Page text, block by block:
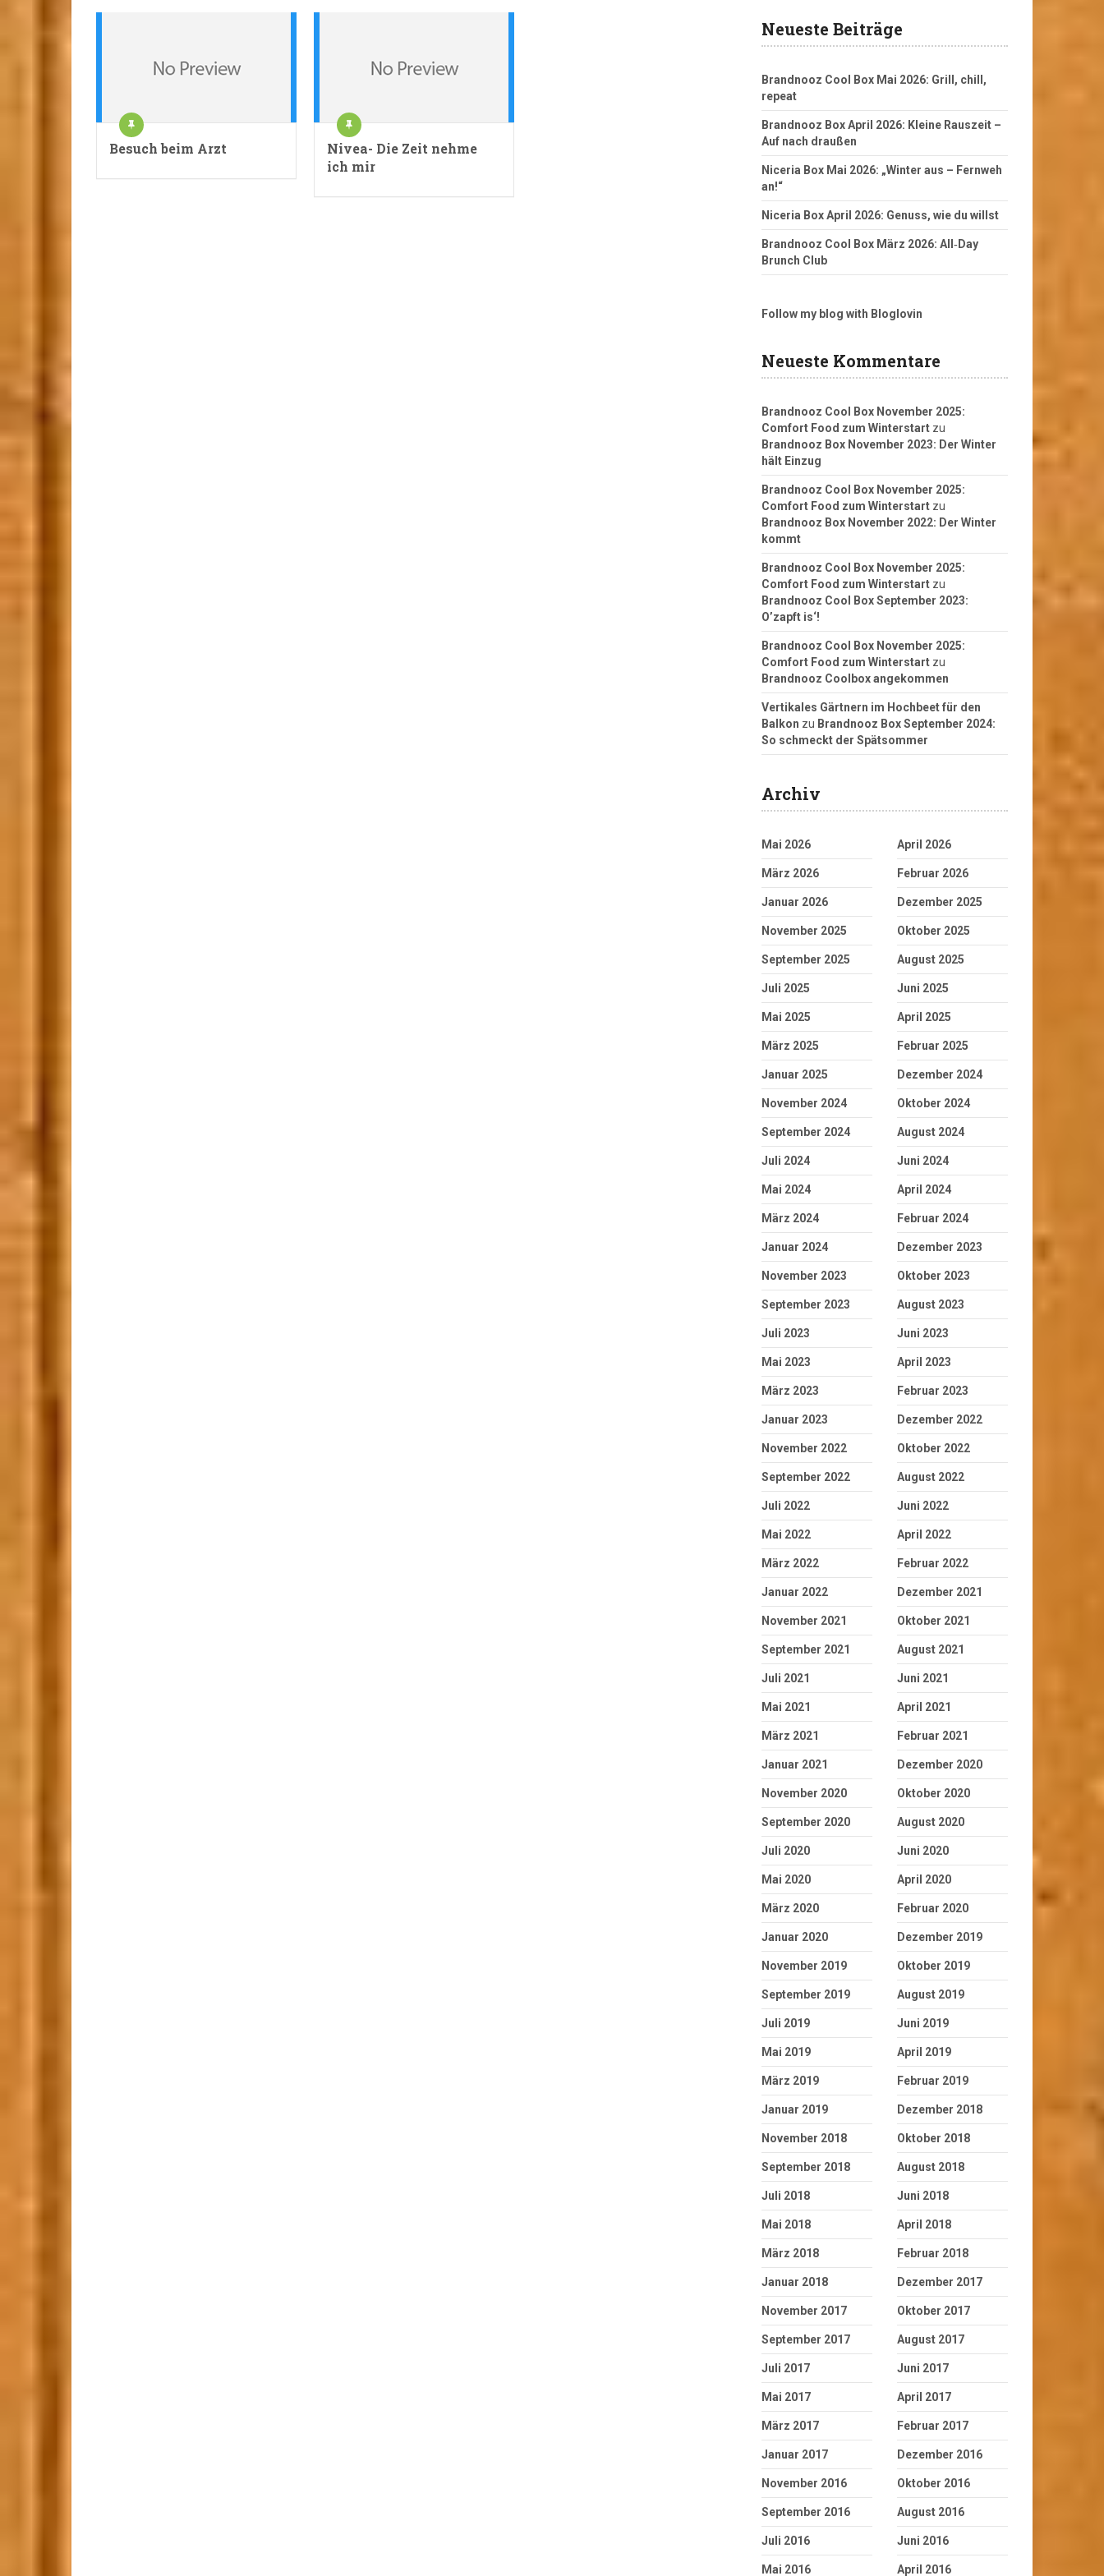
Besuch beim Arzt
Nivea- Die Zeit nehme
ich mir
Neueste Beiträge
Brandnooz Cool Box Mai 2026: Grill, chill,
repeat
Brandnooz Box April 2026: Kleine Rauszeit –
Auf nach draußen
Niceria Box Mai 2026: „Winter aus – Fernweh
an!“
Niceria Box April 2026: Genuss, wie du willst
Brandnooz Cool Box März 2026: All‑Day
Brunch Club
Follow my blog with Bloglovin
Neueste Kommentare
Brandnooz Cool Box November 2025:
Comfort Food zum Winterstart zu
Brandnooz Box November 2023: Der Winter
hält Einzug
Brandnooz Cool Box November 2025:
Comfort Food zum Winterstart zu
Brandnooz Box November 2022: Der Winter
kommt
Brandnooz Cool Box November 2025:
Comfort Food zum Winterstart zu
Brandnooz Cool Box September 2023:
O’zapft is‘!
Brandnooz Cool Box November 2025:
Comfort Food zum Winterstart zu
Brandnooz Coolbox angekommen
Vertikales Gärtnern im Hochbeet für den
Balkon zu Brandnooz Box September 2024:
So schmeckt der Spätsommer
Archiv
Mai 2026 April 2026
März 2026 Februar 2026
Januar 2026 Dezember 2025
November 2025 Oktober 2025
September 2025 August 2025
Juli 2025 Juni 2025
Mai 2025 April 2025
März 2025 Februar 2025
Januar 2025 Dezember 2024
November 2024 Oktober 2024
September 2024 August 2024
Juli 2024 Juni 2024
Mai 2024 April 2024
März 2024 Februar 2024
Januar 2024 Dezember 2023
November 2023 Oktober 2023
September 2023 August 2023
Juli 2023 Juni 2023
Mai 2023 April 2023
März 2023 Februar 2023
Januar 2023 Dezember 2022
November 2022 Oktober 2022
September 2022 August 2022
Juli 2022 Juni 2022
Mai 2022 April 2022
März 2022 Februar 2022
Januar 2022 Dezember 2021
November 2021 Oktober 2021
September 2021 August 2021
Juli 2021 Juni 2021
Mai 2021 April 2021
März 2021 Februar 2021
Januar 2021 Dezember 2020
November 2020 Oktober 2020
September 2020 August 2020
Juli 2020 Juni 2020
Mai 2020 April 2020
März 2020 Februar 2020
Januar 2020 Dezember 2019
November 2019 Oktober 2019
September 2019 August 2019
Juli 2019 Juni 2019
Mai 2019 April 2019
März 2019 Februar 2019
Januar 2019 Dezember 2018
November 2018 Oktober 2018
September 2018 August 2018
Juli 2018 Juni 2018
Mai 2018 April 2018
März 2018 Februar 2018
Januar 2018 Dezember 2017
November 2017 Oktober 2017
September 2017 August 2017
Juli 2017 Juni 2017
Mai 2017 April 2017
März 2017 Februar 2017
Januar 2017 Dezember 2016
November 2016 Oktober 2016
September 2016 August 2016
Juli 2016 Juni 2016
Mai 2016 April 2016